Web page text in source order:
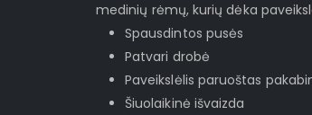
medinių rėmų, kurių dėka
Spausdintos pusės
Patvari drobė
Paveikslėlis paruoštas
Šiuolaikinė išvaizda